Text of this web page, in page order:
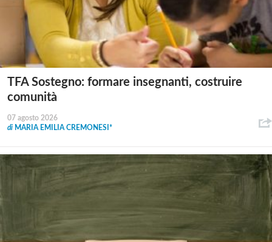
TFA Sostegno: formare insegnanti, costruire
comunità
07 agosto 2026
di MARIA EMILIA CREMONESI*